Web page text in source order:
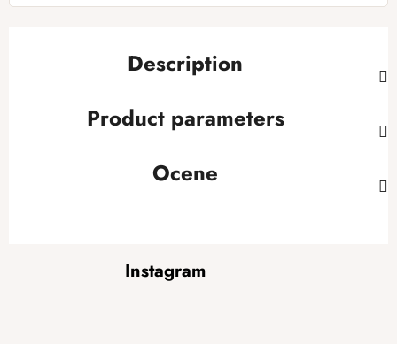
Description
Product parameters
Ocene
Instagram